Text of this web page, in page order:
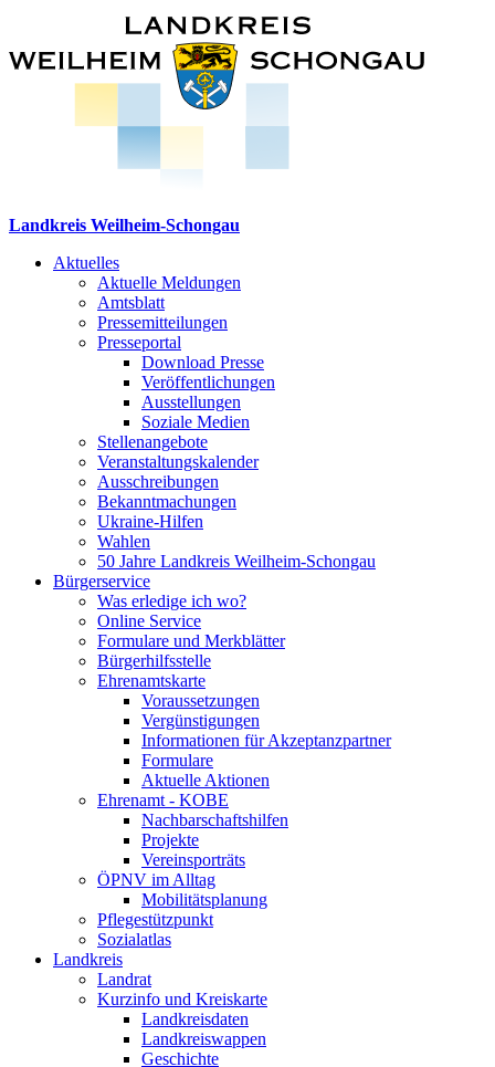
Landkreis Weilheim-Schongau
Aktuelles
Aktuelle Meldungen
Amtsblatt
Pressemitteilungen
Presseportal
Download Presse
Veröffentlichungen
Ausstellungen
Soziale Medien
Stellenangebote
Veranstaltungskalender
Ausschreibungen
Bekanntmachungen
Ukraine-Hilfen
Wahlen
50 Jahre Landkreis Weilheim-Schongau
Bürgerservice
Was erledige ich wo?
Online Service
Formulare und Merkblätter
Bürgerhilfsstelle
Ehrenamtskarte
Voraussetzungen
Vergünstigungen
Informationen für Akzeptanzpartner
Formulare
Aktuelle Aktionen
Ehrenamt - KOBE
Nachbarschaftshilfen
Projekte
Vereinsporträts
ÖPNV im Alltag
Mobilitätsplanung
Pflegestützpunkt
Sozialatlas
Landkreis
Landrat
Kurzinfo und Kreiskarte
Landkreisdaten
Landkreiswappen
Geschichte